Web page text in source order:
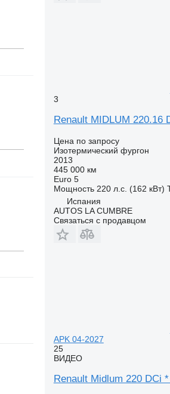
3
Renault MIDLUM 220.16
Цена по запросу
Изотермический фургон
2013
445 000 км
Euro 5
Мощность 220 л.с. (162 кВт)
Испания
AUTOS LA CUMBRE
Связаться с продавцом
APK 04-2027
25
ВИДЕО
Renault Midlum 220 DCi